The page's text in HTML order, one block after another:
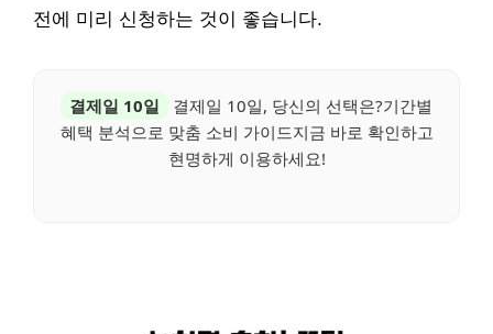
전에 미리 신청하는 것이 좋습니다.
결제일 10일
결제일 10일, 당신의 선택은?기간별
혜택 분석으로 맞춤 소비 가이드지금 바로 확인하고
현명하게 이용하세요!